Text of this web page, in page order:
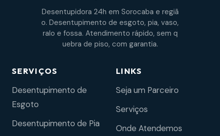
Desentupidora 24h em Sorocaba e regiã
o. Desentupimento de esgoto, pia, vaso,
ralo e fossa. Atendimento rápido, sem q
uebra de piso, com garantia.
SERVIÇOS
Desentupimento de
Esgoto
Desentupimento de Pia
LINKS
Seja um Parceiro
Serviços
Onde Atendemos